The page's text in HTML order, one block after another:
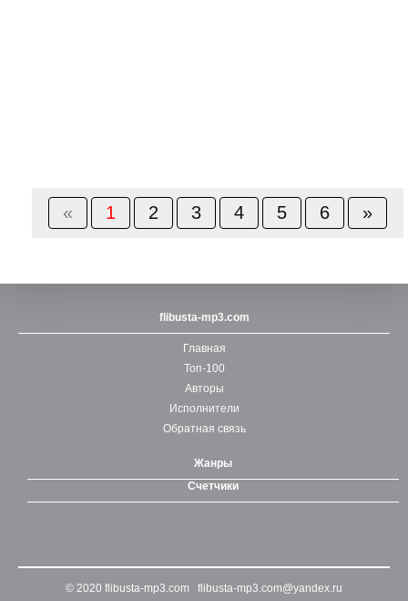
« 1 2 3 4 5 6 »
flibusta-mp3.com
Главная
Топ-100
Авторы
Исполнители
Обратная связь
Жанры
Счетчики
© 2020 flibusta-mp3.com flibusta-mp3.com@yandex.ru